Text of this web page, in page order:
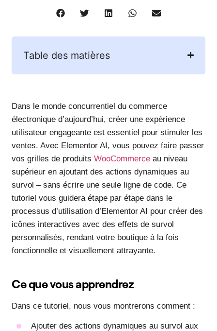
Table des matières
Dans le monde concurrentiel du commerce
électronique d’aujourd’hui, créer une expérience
utilisateur engageante est essentiel pour stimuler les
ventes. Avec Elementor AI, vous pouvez faire passer
vos grilles de produits WooCommerce au niveau
supérieur en ajoutant des actions dynamiques au
survol – sans écrire une seule ligne de code. Ce
tutoriel vous guidera étape par étape dans le
processus d’utilisation d’Elementor AI pour créer des
icônes interactives avec des effets de survol
personnalisés, rendant votre boutique à la fois
fonctionnelle et visuellement attrayante.
Ce que vous apprendrez
Dans ce tutoriel, nous vous montrerons comment :
Ajouter des actions dynamiques au survol aux